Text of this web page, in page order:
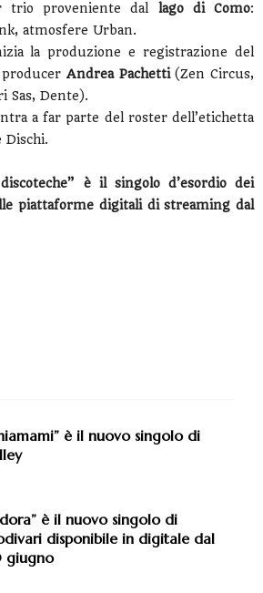
trio proveniente dal lago di Como:
atmosfere Urban.
la produzione e registrazione del
Andrea Pachetti(Zen Circus,
Sas, Dente).
a far parte del roster dell’etichetta
Dischi.
è il singolo d’esordio dei
piattaforme digitali di streaming dal
è il nuovo singolo di
è il nuovo singolo di
disponibile in digitale dal
giugno